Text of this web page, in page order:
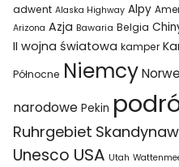
adwent Alaska Highway Alpy
Arizona Azja Bawaria Belgia
II wojna światowa kamper
Północne Niemcy
narodowe Pekin
Ruhrgebiet
Unesco USA Utah